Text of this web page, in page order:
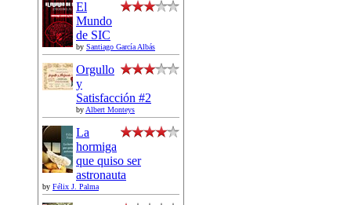
El
Mundo
de SIC
by Santiago García Albás
Orgullo
y
Satisfacción #2
by Albert Monteys
La
hormiga
que quiso ser
astronauta
by Félix J. Palma